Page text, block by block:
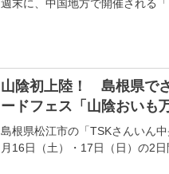
週末に、中国地方で開催される
山陰初上陸！ 島根県で
ードフェス「山陰おいも
島根県松江市の「TSKさんいん
月16日（土）・17日（日）の2